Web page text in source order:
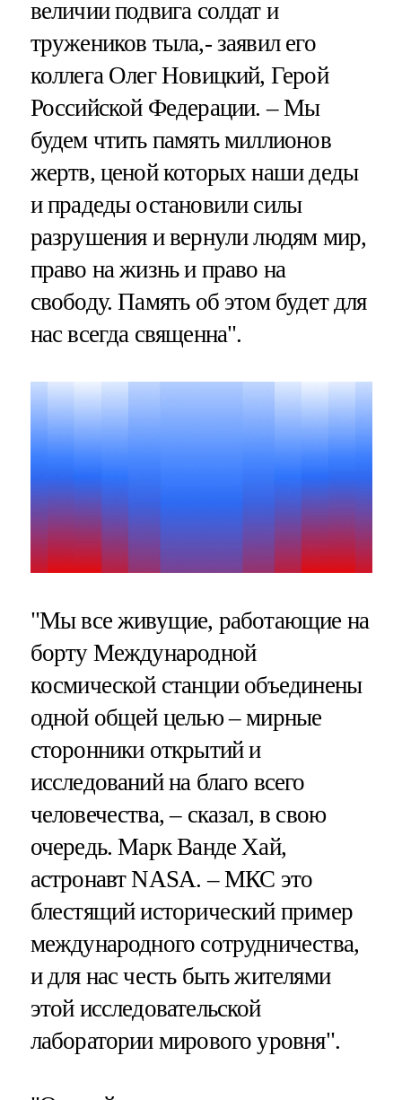
величии подвига солдат и
тружеников тыла,- заявил его
коллега Олег Новицкий, Герой
Российской Федерации. – Мы
будем чтить память миллионов
жертв, ценой которых наши деды
и прадеды остановили силы
разрушения и вернули людям мир,
право на жизнь и право на
свободу. Память об этом будет для
нас всегда священна".
"Мы все живущие, работающие на
борту Международной
космической станции объединены
одной общей целью – мирные
сторонники открытий и
исследований на благо всего
человечества, – сказал, в свою
очередь. Марк Ванде Хай,
астронавт NASA. – МКС это
блестящий исторический пример
международного сотрудничества,
и для нас честь быть жителями
этой исследовательской
лаборатории мирового уровня".